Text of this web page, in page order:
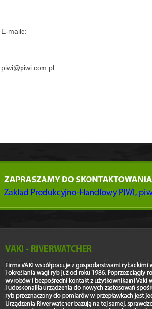
E-maile:
piwi@piwi.com.pl